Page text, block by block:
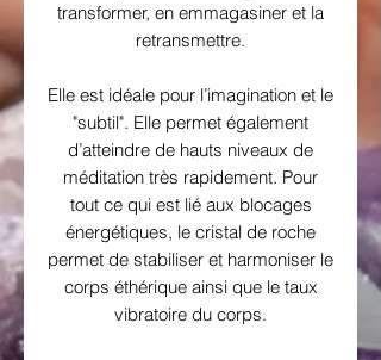
transformer, en emmagasiner et la
retransmettre.
Elle est idéale pour l’imagination et le
"subtil". Elle permet également
d’atteindre de hauts niveaux de
méditation très rapidement. Pour
tout ce qui est lié aux blocages
énergétiques, le cristal de roche
permet de stabiliser et harmoniser le
corps éthérique ainsi que le taux
vibratoire du corps.